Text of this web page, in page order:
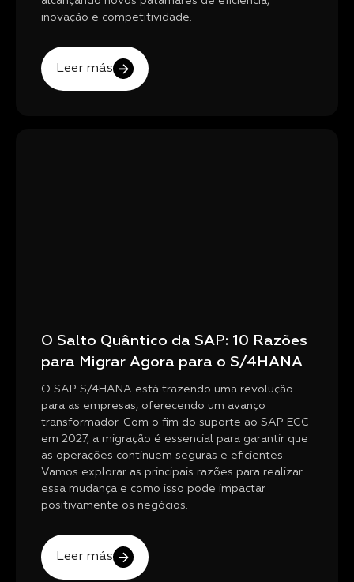
inovação e competitividade.
Leer más
O Salto Quântico da SAP: 10 Razões
para Migrar Agora para o S/4HANA
O SAP S/4HANA está trazendo uma revolução
para as empresas, oferecendo um avanço
transformador. Com o fim do suporte ao SAP ECC
em 2027, a migração é essencial para garantir que
as operações continuem seguras e eficientes.
Vamos explorar as principais razões para realizar
essa mudança e como isso pode impactar
positivamente os negócios.
Leer más